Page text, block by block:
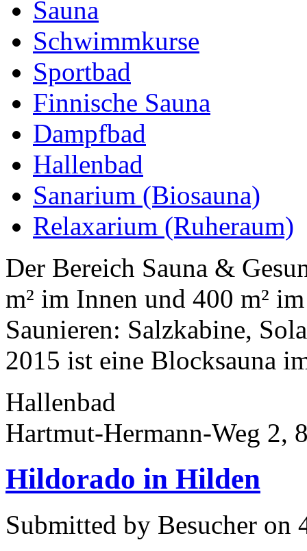
Sauna
Schwimmkurse
Sportbad
Finnische Sauna
Dampfbad
Hallenbad
Sanarium (Biosauna)
Relaxarium (Ruheraum)
Der Bereich Sauna &
m² im Innen und 400 m²
Saunieren: Salzkabine,
2015 ist eine Blocksauna
Hallenbad
Hartmut-Hermann-Weg 2,
Hildorado in Hilden
Submitted by Besucher on